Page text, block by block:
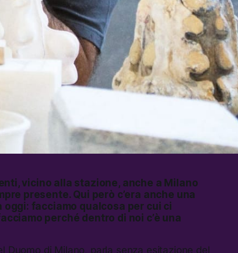
vicino alla stazione, anche a Milano
presente. Qui però c’era anche una
facciamo qualcosa per cui ci
perché dentro di noi c’è una
Duomo di Milano, parla senza esitazione del